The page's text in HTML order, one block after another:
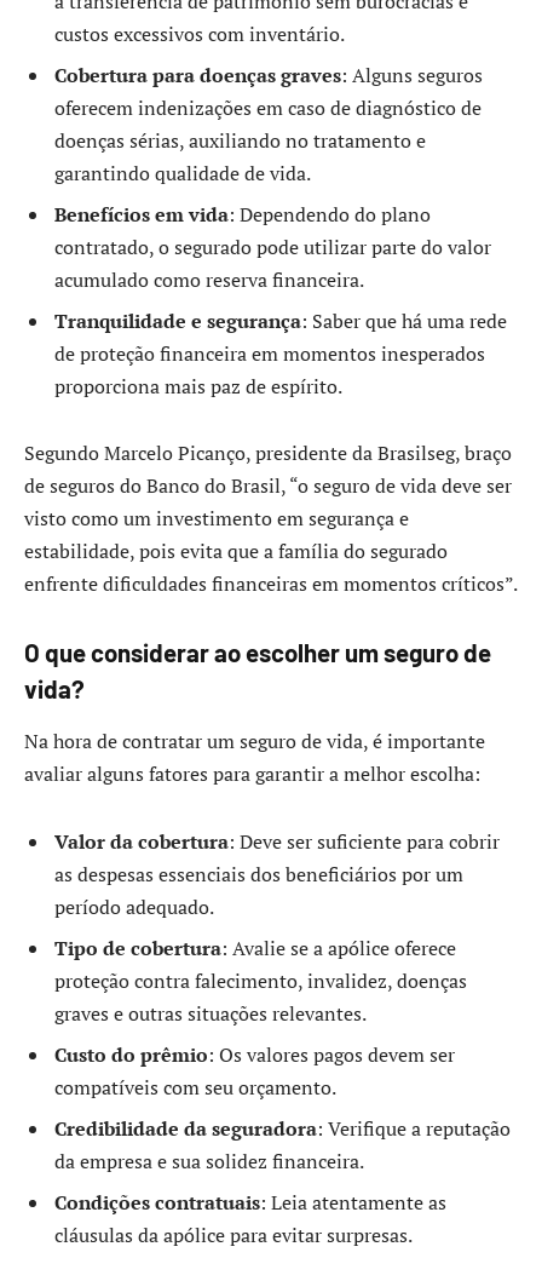
custos excessivos com inventário.
Cobertura para doenças graves: Alguns seguros
oferecem indenizações em caso de diagnóstico de
doenças sérias, auxiliando no tratamento e
garantindo qualidade de vida.
Benefícios em vida: Dependendo do plano
contratado, o segurado pode utilizar parte do valor
acumulado como reserva financeira.
Tranquilidade e segurança: Saber que há uma rede
de proteção financeira em momentos inesperados
proporciona mais paz de espírito.
Segundo Marcelo Picanço, presidente da Brasilseg, braço
de seguros do Banco do Brasil, “o seguro de vida deve ser
visto como um investimento em segurança e
estabilidade, pois evita que a família do segurado
enfrente dificuldades financeiras em momentos críticos”.
O que considerar ao escolher um seguro de
vida?
Na hora de contratar um seguro de vida, é importante
avaliar alguns fatores para garantir a melhor escolha:
Valor da cobertura: Deve ser suficiente para cobrir
as despesas essenciais dos beneficiários por um
período adequado.
Tipo de cobertura: Avalie se a apólice oferece
proteção contra falecimento, invalidez, doenças
graves e outras situações relevantes.
Custo do prêmio: Os valores pagos devem ser
compatíveis com seu orçamento.
Credibilidade da seguradora: Verifique a reputação
da empresa e sua solidez financeira.
Condições contratuais: Leia atentamente as
cláusulas da apólice para evitar surpresas.